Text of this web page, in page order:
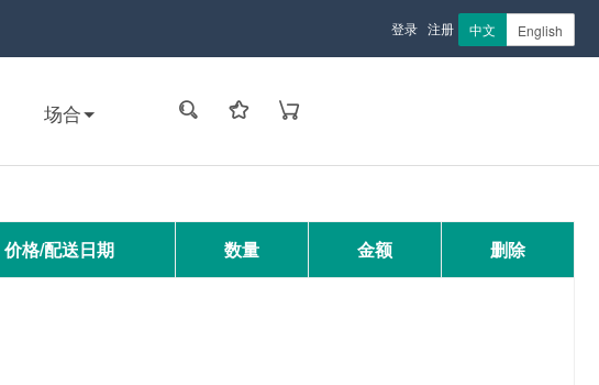
登录 注册 中文 English
场合
价格/配送日期 数量 金额 删除